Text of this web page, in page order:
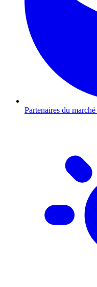
Partenaires du marché